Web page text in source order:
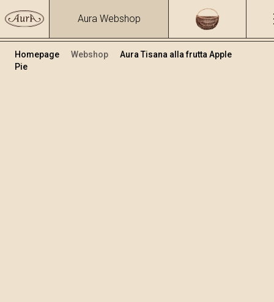
Aura Webshop
Homepage Webshop
Aura Tisana alla frutta Apple
Pie